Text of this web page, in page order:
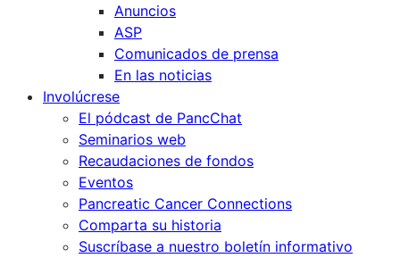
Anuncios
ASP
Comunicados de prensa
En las noticias
Involúcrese
El pódcast de PancChat
Seminarios web
Recaudaciones de fondos
Eventos
Pancreatic Cancer Connections
Comparta su historia
Suscríbase a nuestro boletín informativo